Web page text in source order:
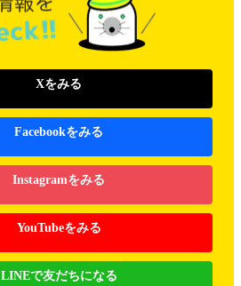
Xをみる
Facebookをみる
Instagramをみる
YouTubeをみる
LINEで友だちになる